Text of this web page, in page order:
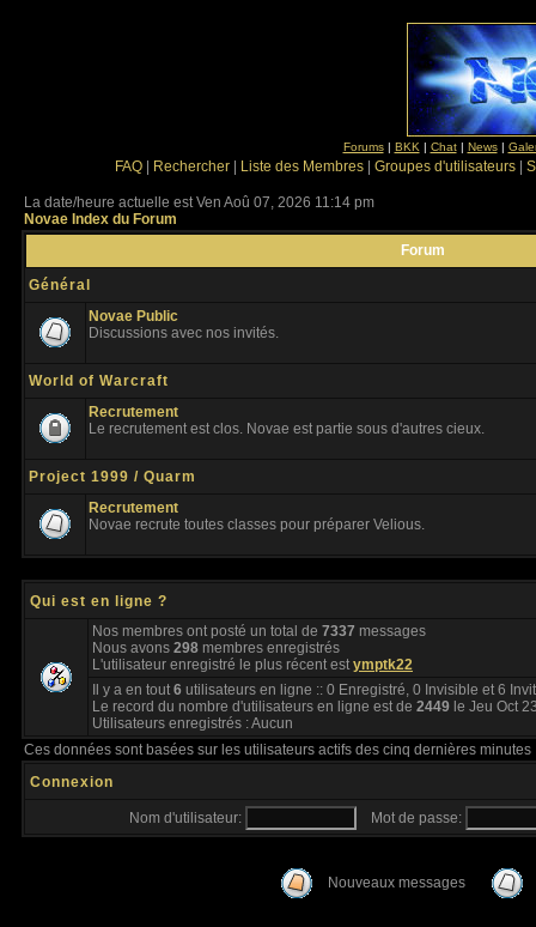
Forums| BKK | Chat| News|
FAQ Rechercher Liste des Membres Groupes d'utilisateurs
La date/heure actuelle est Ven Aoû 07, 2026 11:14 pm
Novae Index du Forum
Forum
Général
Novae Public
Discussions avec nos invités.
World of Warcraft
Recrutement
Le recrutement est clos. Novae est partie sous d'autres cieux.
Project 1999 / Quarm
Recrutement
Novae recrute toutes classes pour préparer Velious.
Qui est en ligne ?
Nos membres ont posté un total de 7337 messages
Nous avons 298 membres enregistrés
L'utilisateur enregistré le plus récent estymptk22
Il y a en tout6 utilisateurs en ligne :: 0 Enregistré, 0 Invisible et 6
Le record du nombre d'utilisateurs en ligne est de 2449 le Jeu Oct
Utilisateurs enregistrés : Aucun
Ces données sont basées sur les utilisateurs actifs des cinq dernières minutes
Connexion
Nom d'utilisateur: Mot de passe:
Nouveaux messages